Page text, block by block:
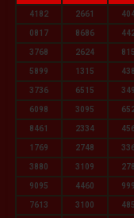
4182 2661
0817 8686
3768 2624
5899 1315
3736 6515
6098 3095
8461 2334
1769 2748
3880 3109
9095 4460
7613 3100